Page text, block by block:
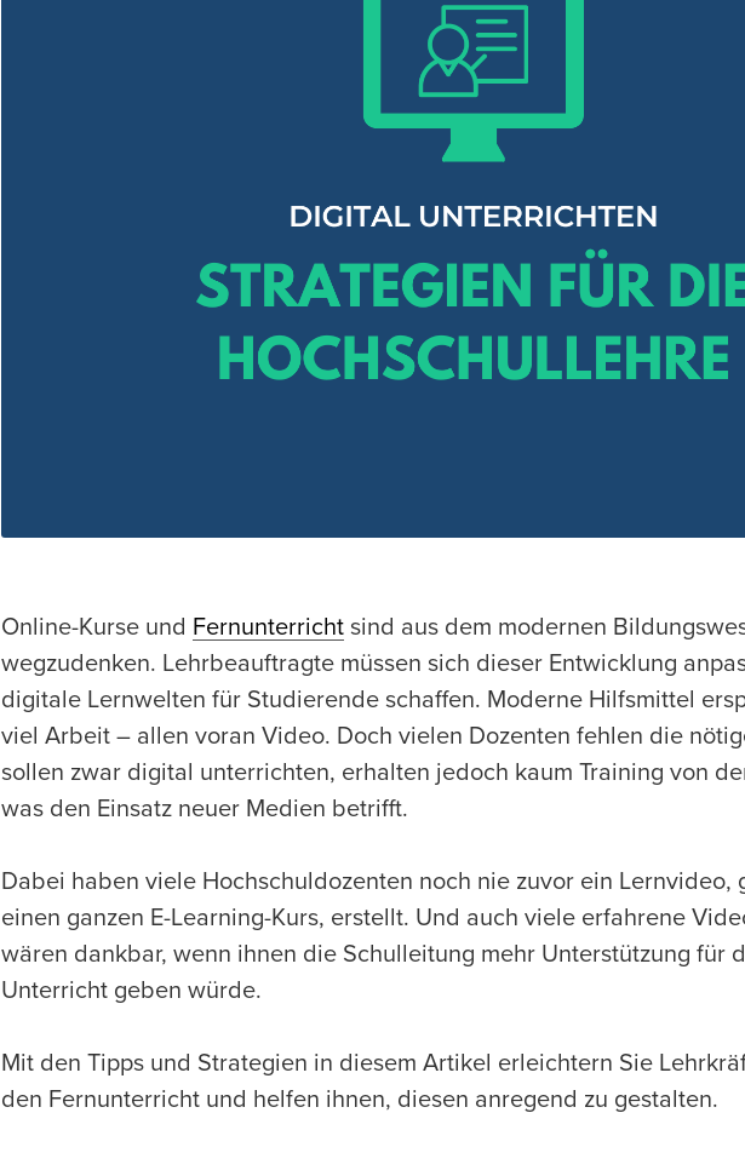
Online-Kurse und Fernunterricht sind aus dem modernen
wegzudenken. Lehrbeauftragte müssen sich dieser Entwicklung
digitale Lernwelten für Studierende schaffen. Moderne Hilfsmittel
viel Arbeit – allen voran Video. Doch vielen Dozenten fehlen die
sollen zwar digital unterrichten, erhalten jedoch kaum Training von
was den Einsatz neuer Medien betrifft.
Dabei haben viele Hochschuldozenten noch nie zuvor ein Lernvideo,
einen ganzen E-Learning-Kurs, erstellt. Und auch viele erfahrene
wären dankbar, wenn ihnen die Schulleitung mehr Unterstützung für
Unterricht geben würde.
Mit den Tipps und Strategien in diesem Artikel erleichtern Sie
den Fernunterricht und helfen ihnen, diesen anregend zu gestalten.